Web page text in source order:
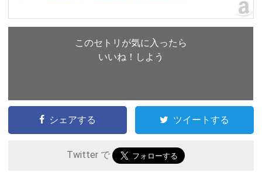
このセトリが気に入ったら
いいね！しよう
シェアする ツイートする
Twitter で